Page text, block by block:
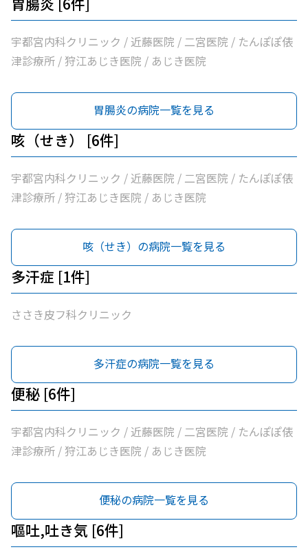
宇都宮内科クリニック / 近藤医院 / 二宮医院 / たんぽぽ俵
津診療所 / 狩江あじき医院 / あじき医院
胃腸炎の病院一覧を見る
咳（せき） [6件]
宇都宮内科クリニック / 近藤医院 / 二宮医院 / たんぽぽ俵
津診療所 / 狩江あじき医院 / あじき医院
咳（せき）の病院一覧を見る
多汗症 [1件]
ささき皮フ科クリニック
多汗症の病院一覧を見る
便秘 [6件]
宇都宮内科クリニック / 近藤医院 / 二宮医院 / たんぽぽ俵
津診療所 / 狩江あじき医院 / あじき医院
便秘の病院一覧を見る
嘔吐,吐き気 [6件]